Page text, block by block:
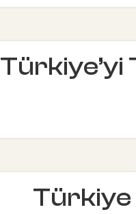
Türkiye’yi
Türkiye